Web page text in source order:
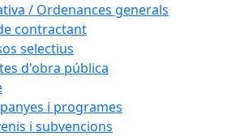
/ Ordenances generals
contractant
selectius
d'obra pública
i programes
i subvencions